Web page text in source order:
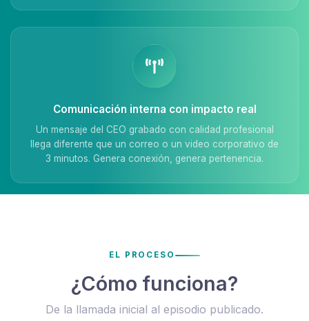
Comunicación interna con impacto real
Un mensaje del CEO grabado con calidad profesional
llega diferente que un correo o un video corporativo de
3 minutos. Genera conexión, genera pertenencia.
EL PROCESO
¿Cómo funciona?
De la llamada inicial al episodio publicado.